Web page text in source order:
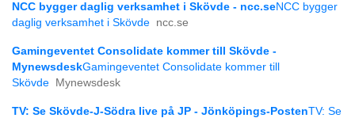
NCC bygger daglig verksamhet i Skövde - ncc.seNCC bygger
daglig verksamhet i Skövde ncc.se
Gamingeventet Consolidate kommer till Skövde -
MynewsdeskGamingeventet Consolidate kommer till
Skövde
Mynewsdesk
TV: Se Skövde-J-Södra live på JP - Jönköpings-PostenTV: Se